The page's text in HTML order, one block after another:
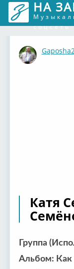
НА
соцсеть
Катя
Группа
Альбом: Как